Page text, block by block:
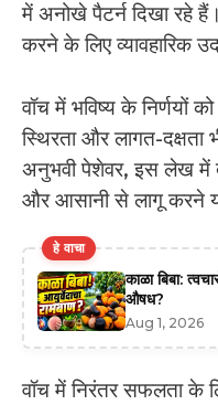
में अनोखे पैटर्न दिखा रहे
करने के लिए व्यावहारिक
वॉच में भविष्य के निर्णयों
स्थिरता और लागत-
अनुभवी पेशेवर, इस लेख में दी
और आसानी से लागू करने
हे वाचा
काळा बिबा:
औषध?
Aug 1, 2026
वॉच में निरंतर सफलता के